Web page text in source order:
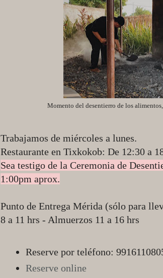
Momento del desentierro de los
Trabajamos de miércoles a lunes.
Restaurante en Tixkokob: De 12:30 a
Sea testigo de la Ceremonia de
1:00pm aprox.
Punto de Entrega Mérida (sólo para
8 a 11 hrs - Almuerzos 11 a 16 hrs
Reserve por teléfono:
Reserve online